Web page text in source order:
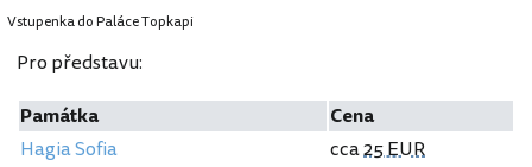
Vstupenka do Paláce Topkapi
Pro představu:
Památka
Cena
Hagia Sofia
cca25 EUR